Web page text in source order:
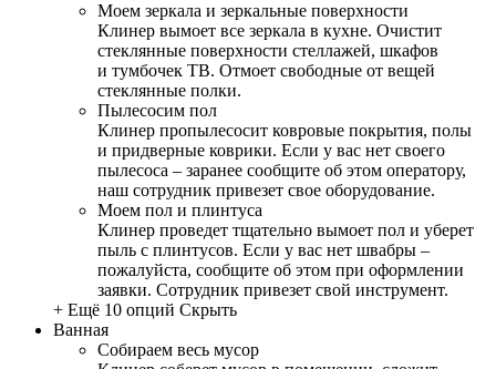
Моем зеркала и зеркальные поверхности
Клинер вымоет все зеркала в кухне. Очистит
стеклянные поверхности стеллажей, шкафов
и тумбочек ТВ. Отмоет свободные от вещей
стеклянные полки.
Пылесосим пол
Клинер пропылесосит ковровые покрытия, полы
и придверные коврики. Если у вас нет своего
пылесоса – заранее сообщите об этом оператору,
наш сотрудник привезет свое оборудование.
Моем пол и плинтуса
Клинер проведет тщательно вымоет пол и уберет
пыль с плинтусов. Если у вас нет швабры –
пожалуйста, сообщите об этом при оформлении
заявки. Сотрудник привезет свой инструмент.
+ Ещё 10 опций Скрыть
Ванная
Собираем весь мусор